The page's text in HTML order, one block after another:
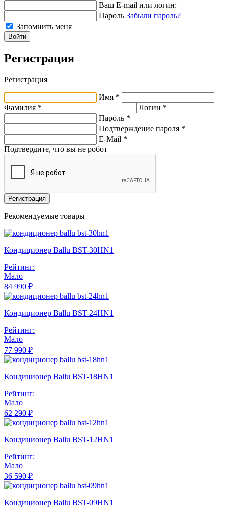
Ваш E-mail или логин:
Пароль Забыли пароль?
Запомнить меня
Войти
Регистрация
Регистрация
Имя *
Фамилия *
Логин *
Пароль *
Подтверждение пароля *
E-Mail *
Подтвердите, что вы не робот
Регистрация
Рекомендуемые товары
Кондиционер Ballu BST-30HN1
Рейтинг:
Мало
84 990 ₽
Кондиционер Ballu BST-24HN1
Рейтинг:
Мало
77 990 ₽
Кондиционер Ballu BST-18HN1
Рейтинг:
Мало
62 290 ₽
Кондиционер Ballu BST-12HN1
Рейтинг:
Мало
36 590 ₽
Кондиционер Ballu BST-09HN1